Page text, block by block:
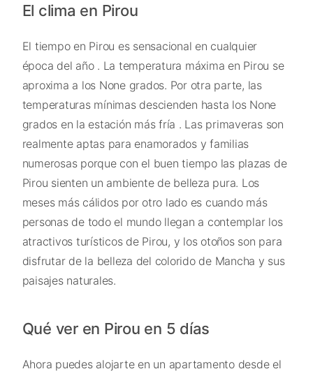
El clima en Pirou
El tiempo en Pirou es sensacional en cualquier
época del año . La temperatura máxima en Pirou se
aproxima a los None grados. Por otra parte, las
temperaturas mínimas descienden hasta los None
grados en la estación más fría . Las primaveras son
realmente aptas para enamorados y familias
numerosas porque con el buen tiempo las plazas de
Pirou sienten un ambiente de belleza pura. Los
meses más cálidos por otro lado es cuando más
personas de todo el mundo llegan a contemplar los
atractivos turísticos de Pirou, y los otoños son para
disfrutar de la belleza del colorido de Mancha y sus
paisajes naturales.
Qué ver en Pirou en 5 días
Ahora puedes alojarte en un apartamento desde el